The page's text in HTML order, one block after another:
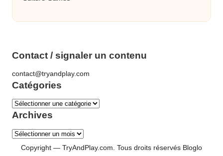
Contact / signaler un contenu
contact@tryandplay.com
Catégories
Catégories
Archives
Archives
Copyright — TryAndPlay.com. Tous droits réservés Bloglo